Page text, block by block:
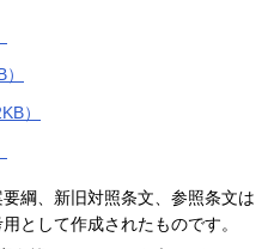
）
綱、新旧対照条文、参照条文は
として作成されたものです。